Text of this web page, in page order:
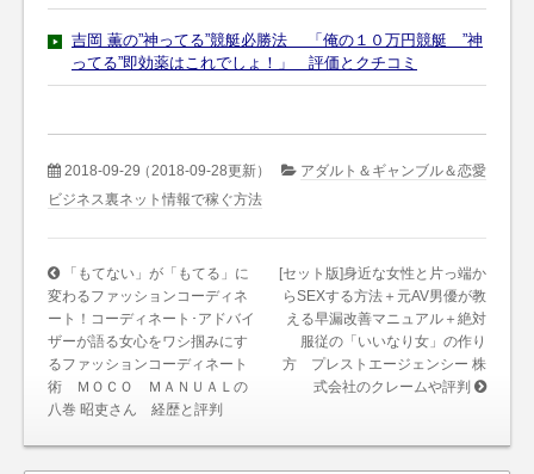
吉岡 薫の”神ってる”競艇必勝法 「俺の１０万円競艇 ”神
ってる”即効薬はこれでしょ！」 評価とクチコミ
2018-09-29（2018-09-28更新）
アダルト＆ギャンブル＆恋愛
ビジネス裏ネット情報で稼ぐ方法
「もてない」が「もてる」に
変わるファッションコーディネ
ート！コーディネート･アドバイ
ザーが語る女心をワシ掴みにす
るファッションコーディネート
術 ＭＯＣＯ ＭＡＮＵＡＬの
八巻 昭吏さん 経歴と評判
[セット版]身近な女性と片っ端か
らSEXする方法＋元AV男優が教
える早漏改善マニュアル＋絶対
服従の「いいなり女」の作り
方 プレストエージェンシー 株
式会社のクレームや評判